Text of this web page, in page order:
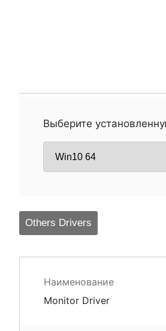
Выберите
Others Drivers
Наименование
Monitor Driver